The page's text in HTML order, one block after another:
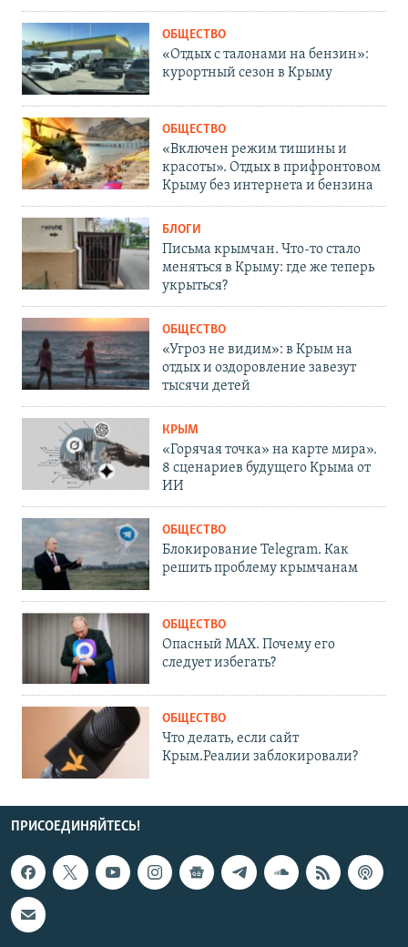
ОБЩЕСТВО
«Отдых с талонами на бензин»:
курортный сезон в Крыму
ОБЩЕСТВО
«Включен режим тишины и
красоты». Отдых в прифронтовом
Крыму без интернета и бензина
БЛОГИ
Письма крымчан. Что-то стало
меняться в Крыму: где же теперь
укрыться?
ОБЩЕСТВО
«Угроз не видим»: в Крым на
отдых и оздоровление завезут
тысячи детей
КРЫМ
«Горячая точка» на карте мира».
8 сценариев будущего Крыма от
ИИ
ОБЩЕСТВО
Блокирование Telegram. Как
решить проблему крымчанам
ОБЩЕСТВО
Опасный MAX. Почему его
следует избегать?
ОБЩЕСТВО
Что делать, если сайт
Крым.Реалии заблокировали?
ПРИСОЕДИНЯЙТЕСЬ!